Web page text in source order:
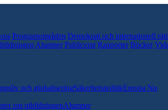
Programområden Demokrati och internationell
Alumner Publicerat Rapporter Böcker
och globaliseringSäkerhetspolitikEuropa Nu
om utbildningenAlumner